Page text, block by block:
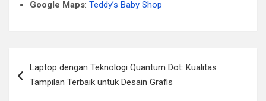
Google Maps: Teddy’s Baby Shop
navigation
Laptop dengan Teknologi Quantum Dot: Kualitas
Tampilan Terbaik untuk Desain Grafis